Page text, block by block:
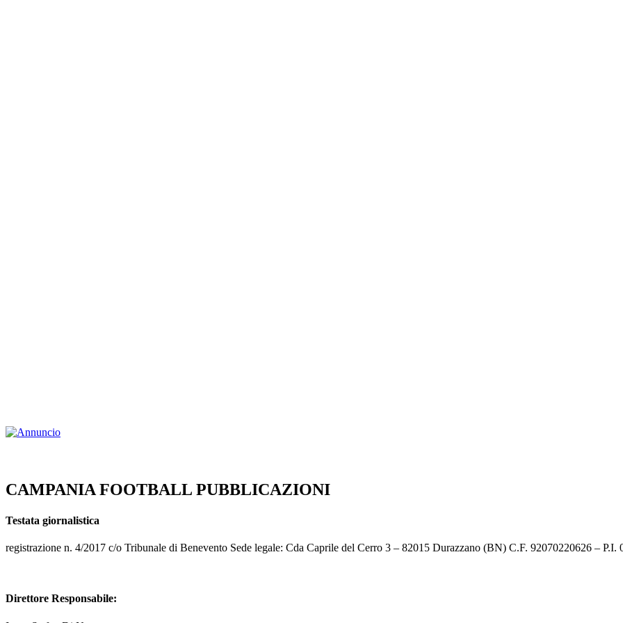
CAMPANIA FOOTBALL PUBBLICAZIONI
Testata giornalistica
registrazione n. 4/2017 c/o Tribunale di Benevento Sede legale: Cda Caprile del Cerro 3 – 82015 Durazzano (BN) C.F. 92070220626 – P.I.
Direttore Responsabile: